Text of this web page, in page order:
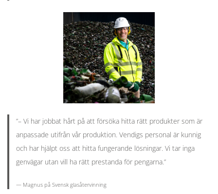
”– Vi har jobbat hårt på att försöka hitta rätt produkter som är
anpassade utifrån vår produktion. Vendigs personal är kunnig
och har hjälpt oss att hitta fungerande lösningar. Vi tar inga
genvägar utan vill ha rätt prestanda för pengarna.”
— Magnus på Svensk glasåtervinning